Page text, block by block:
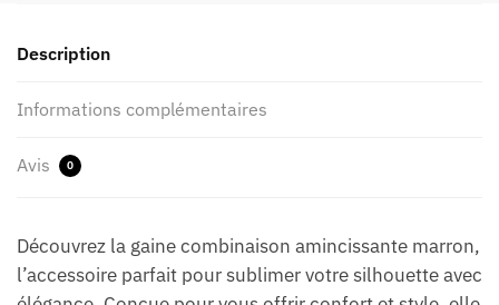
Description
Informations complémentaires
Avis 0
Découvrez la gaine combinaison amincissante marron,
l’accessoire parfait pour sublimer votre silhouette avec